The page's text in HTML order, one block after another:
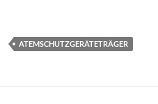
ATEMSCHUTZGERÄTETRÄGER